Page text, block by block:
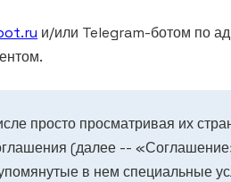
и/или Telegram-ботом по
просто просматривая их
(далее --
в нем специальные